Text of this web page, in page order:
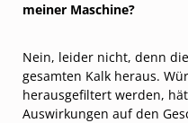
meiner Maschine?
Nein, leider nicht, denn
gesamten Kalk heraus.
herausgefiltert werden,
Auswirkungen auf den